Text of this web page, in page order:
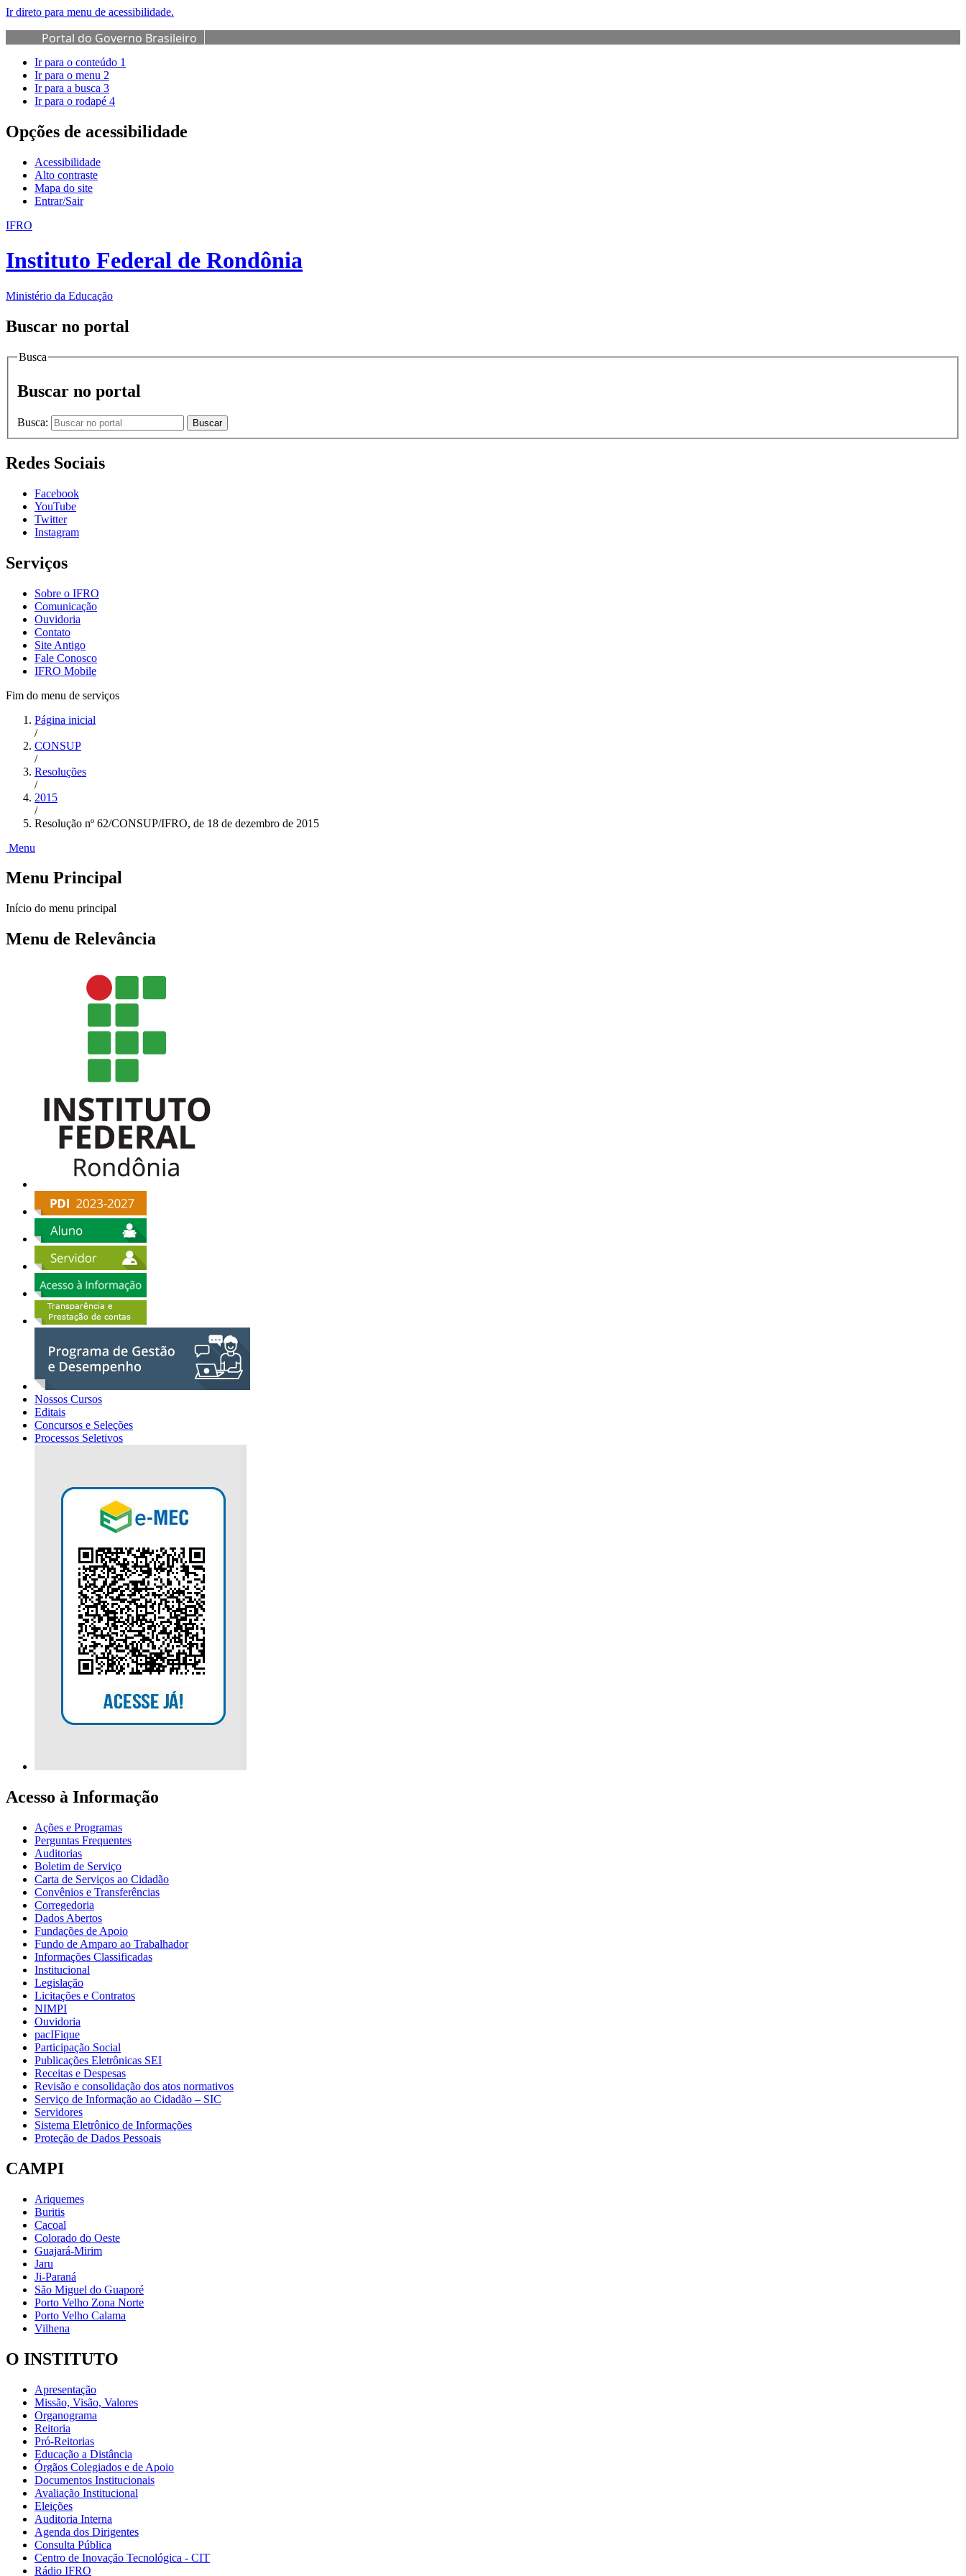
Ir direto para menu de acessibilidade.
Portal do Governo Brasileiro
Ir para o conteúdo 1
Ir para o menu 2
Ir para a busca 3
Ir para o rodapé 4
Opções de acessibilidade
Acessibilidade
Alto contraste
Mapa do site
Entrar/Sair
IFRO
Instituto Federal de Rondônia
Ministério da Educação
Buscar no portal
Busca
Buscar no portal
Busca: Buscar
Redes Sociais
Facebook
YouTube
Twitter
Instagram
Serviços
Sobre o IFRO
Comunicação
Ouvidoria
Contato
Site Antigo
Fale Conosco
IFRO Mobile
Fim do menu de serviços
Página inicial
/
CONSUP
/
Resoluções
/
2015
/
Resolução nº 62/CONSUP/IFRO, de 18 de dezembro de 2015
Menu
Menu Principal
Início do menu principal
Menu de Relevância
Nossos Cursos
Editais
Concursos e Seleções
Processos Seletivos
Acesso à Informação
Ações e Programas
Perguntas Frequentes
Auditorias
Boletim de Serviço
Carta de Serviços ao Cidadão
Convênios e Transferências
Corregedoria
Dados Abertos
Fundações de Apoio
Fundo de Amparo ao Trabalhador
Informações Classificadas
Institucional
Legislação
Licitações e Contratos
NIMPI
Ouvidoria
pacIFique
Participação Social
Publicações Eletrônicas SEI
Receitas e Despesas
Revisão e consolidação dos atos normativos
Serviço de Informação ao Cidadão – SIC
Servidores
Sistema Eletrônico de Informações
Proteção de Dados Pessoais
CAMPI
Ariquemes
Buritis
Cacoal
Colorado do Oeste
Guajará-Mirim
Jaru
Ji-Paraná
São Miguel do Guaporé
Porto Velho Zona Norte
Porto Velho Calama
Vilhena
O INSTITUTO
Apresentação
Missão, Visão, Valores
Organograma
Reitoria
Pró-Reitorias
Educação a Distância
Órgãos Colegiados e de Apoio
Documentos Institucionais
Avaliação Institucional
Eleições
Auditoria Interna
Agenda dos Dirigentes
Consulta Pública
Centro de Inovação Tecnológica - CIT
Rádio IFRO